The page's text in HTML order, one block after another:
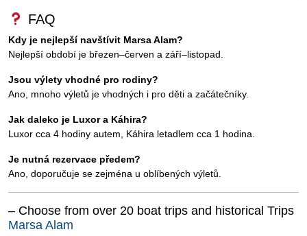
FAQ
Kdy je nejlepší navštívit Marsa Alam?
Nejlepší období je březen–červen a září–listopad.
Jsou výlety vhodné pro rodiny?
Ano, mnoho výletů je vhodných i pro děti a začátečníky.
Jak daleko je Luxor a Káhira?
Luxor cca 4 hodiny autem, Káhira letadlem cca 1 hodina.
Je nutná rezervace předem?
Ano, doporučuje se zejména u oblíbených výletů.
– Choose from over 20 boat trips and historical Trips
Marsa Alam